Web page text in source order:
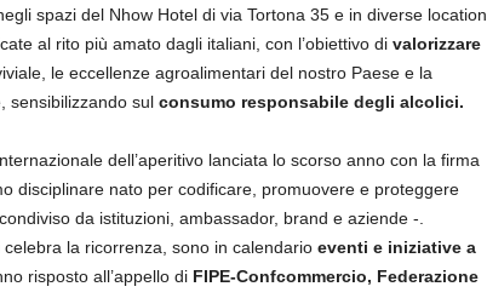
spazi del Nhow Hotel di via Tortona 35 e in diverse location
al rito più amato dagli italiani, con l’obiettivo di valorizzare
le eccellenze agroalimentari del nostro Paese e la
sensibilizzando sul consumo responsabile degli alcolici.
dell’aperitivo lanciata lo scorso anno con la firma
disciplinare nato per codificare, promuovere e proteggere
da istituzioni, ambassador, brand e aziende -.
celebra la ricorrenza, sono in calendario eventi e iniziative a
risposto all’appello di FIPE-Confcommercio, Federazione